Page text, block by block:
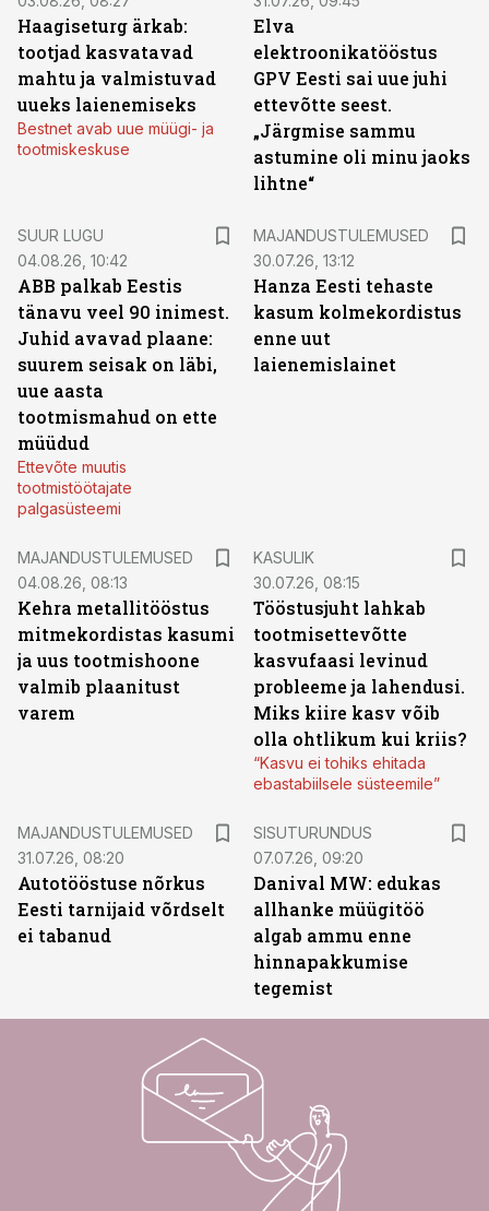
Haagiseturg ärkab:
tootjad kasvatavad
mahtu ja valmistuvad
uueks laienemiseks
Bestnet avab uue müügi- ja
tootmiskeskuse
Elva
elektroonikatööstus
GPV Eesti sai uue juhi
ettevõtte seest.
„Järgmise sammu
astumine oli minu jaoks
lihtne“
SUUR LUGU
04.08.26, 10:42
ABB palkab Eestis
tänavu veel 90 inimest.
Juhid avavad plaane:
suurem seisak on läbi,
uue aasta
tootmismahud on ette
müüdud
Ettevõte muutis
tootmistöötajate
palgasüsteemi
MAJANDUSTULEMUSED
30.07.26, 13:12
Hanza Eesti tehaste
kasum kolmekordistus
enne uut
laienemislainet
MAJANDUSTULEMUSED
04.08.26, 08:13
Kehra metallitööstus
mitmekordistas kasumi
ja uus tootmishoone
valmib plaanitust
varem
KASULIK
30.07.26, 08:15
Tööstusjuht lahkab
tootmisettevõtte
kasvufaasi levinud
probleeme ja lahendusi.
Miks kiire kasv võib
olla ohtlikum kui kriis?
“Kasvu ei tohiks ehitada
ebastabiilsele süsteemile”
MAJANDUSTULEMUSED
31.07.26, 08:20
Autotööstuse nõrkus
Eesti tarnijaid võrdselt
ei tabanud
SISUTURUNDUS
07.07.26, 09:20
Danival MW: edukas
allhanke müügitöö
algab ammu enne
hinnapakkumise
tegemist